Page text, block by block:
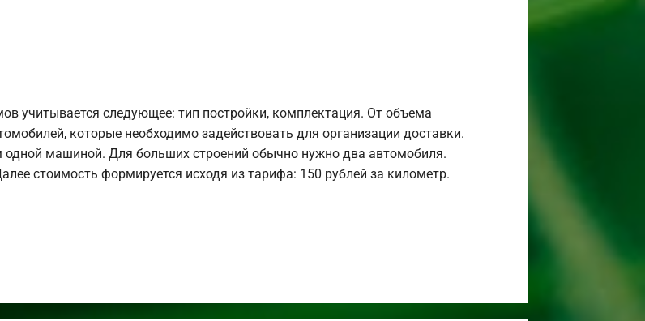
учитывается следующее: тип постройки, комплектация. От объема
которые необходимо задействовать для организации доставки.
машиной. Для больших строений обычно нужно два автомобиля.
стоимость формируется исходя из тарифа: 150 рублей за километр.